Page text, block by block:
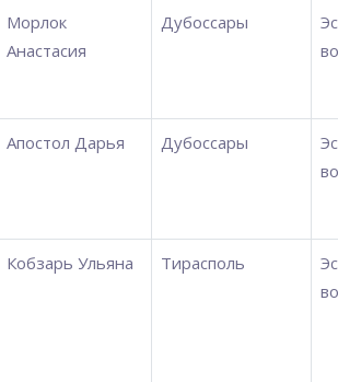
Морлок
Анастасия
Дубоссары
Апостол Дарья Дубоссары
Кобзарь Ульяна Тирасполь